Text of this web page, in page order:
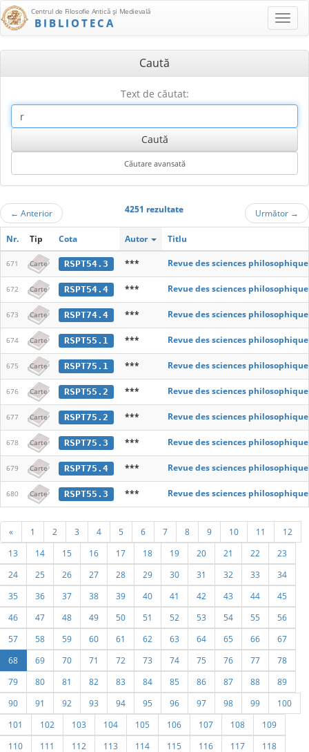
Centrul de Filosofie Antică şi Medievală
BIBLIOTECA
Caută
Text de căutat:
← Anterior 4251 rezultate Următor →
Nr. Tip Cota Autor Titlu
671 Carte RSPT54.3 *** Revue des sciences
672 Carte RSPT54.4 *** Revue des sciences
673 Carte RSPT74.4 *** Revue des sciences
674 Carte RSPT55.1 *** Revue des sciences
675 Carte RSPT75.1 *** Revue des sciences
676 Carte RSPT55.2 *** Revue des sciences
677 Carte RSPT75.2 *** Revue des sciences
678 Carte RSPT75.3 *** Revue des sciences
679 Carte RSPT75.4 *** Revue des sciences
680 Carte RSPT55.3 *** Revue des sciences
« 1 2 3 4 5 6 7 8 9 10 11
12
13
14 15 16 17 18 19 20 21 22
23
24
25 26 27 28 29 30 31 32 33
34
35
36 37 38 39 40 41 42 43 44
45
46
47 48 49 50 51 52 53 54 55
56
57
58 59 60 61 62 63 64 65 66
67
68
69 70 71 72 73 74 75 76 77
78
79
80 81 82 83 84 85 86 87 88
89
90
91 92 93 94 95 96 97 98 99
100
101
102 103 104 105 106 107 108
109
110
111 112 113 114 115 116 117
118